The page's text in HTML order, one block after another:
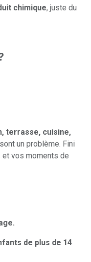
chimique, juste du
terrasse, cuisine,
un problème. Fini
vos moments de
de plus de 14